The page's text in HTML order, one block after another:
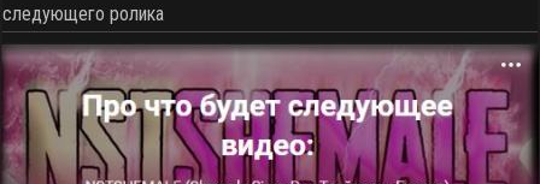
следующего ролика